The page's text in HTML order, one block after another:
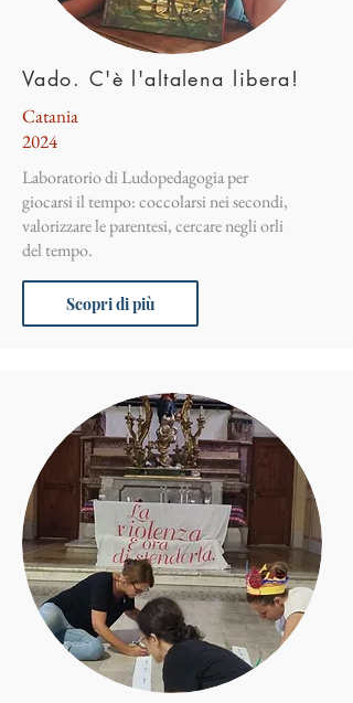
Vado. C'è l'altalena libera!
Catania
2024
Laboratorio di Ludopedagogia per
giocarsi il tempo: coccolarsi nei secondi,
valorizzare le parentesi, cercare negli orli
del tempo.
Scopri di più